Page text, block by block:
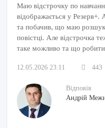
Маю відстрочку по
відображається у Резерв+.
та побачив, що маю
повістці. Але відстрочка
таке можливо та що
12.05.2026 23:11 443
Відповів
Андрій